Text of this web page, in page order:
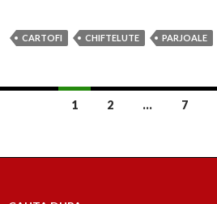
CARTOFI CHIFTELUTE PARJOALE
Navigare
articole
1 2 … 7